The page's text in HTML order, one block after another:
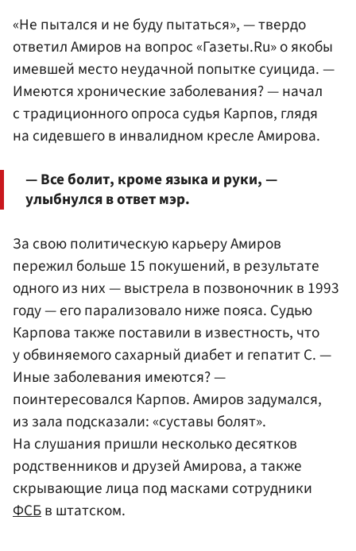
«Не пытался и не буду пытаться», — твердо
ответил Амиров на вопрос «Газеты.Ru» о якобы
имевшей место неудачной попытке суицида. —
Имеются хронические заболевания? — начал
с традиционного опроса судья Карпов, глядя
на сидевшего в инвалидном кресле Амирова.
— Все болит, кроме языка и руки, —
улыбнулся в ответ мэр.
За свою политическую карьеру Амиров
пережил больше 15 покушений, в результате
одного из них — выстрела в позвоночник в 1993
году — его парализовало ниже пояса. Судью
Карпова также поставили в известность, что
у обвиняемого сахарный диабет и гепатит С. —
Иные заболевания имеются? —
поинтересовался Карпов. Амиров задумался,
из зала подсказали: «суставы болят».
На слушания пришли несколько десятков
родственников и друзей Амирова, а также
скрывающие лица под масками сотрудники
ФСБв штатском.